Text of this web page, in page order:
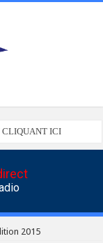
CLIQUANT ICI
2015